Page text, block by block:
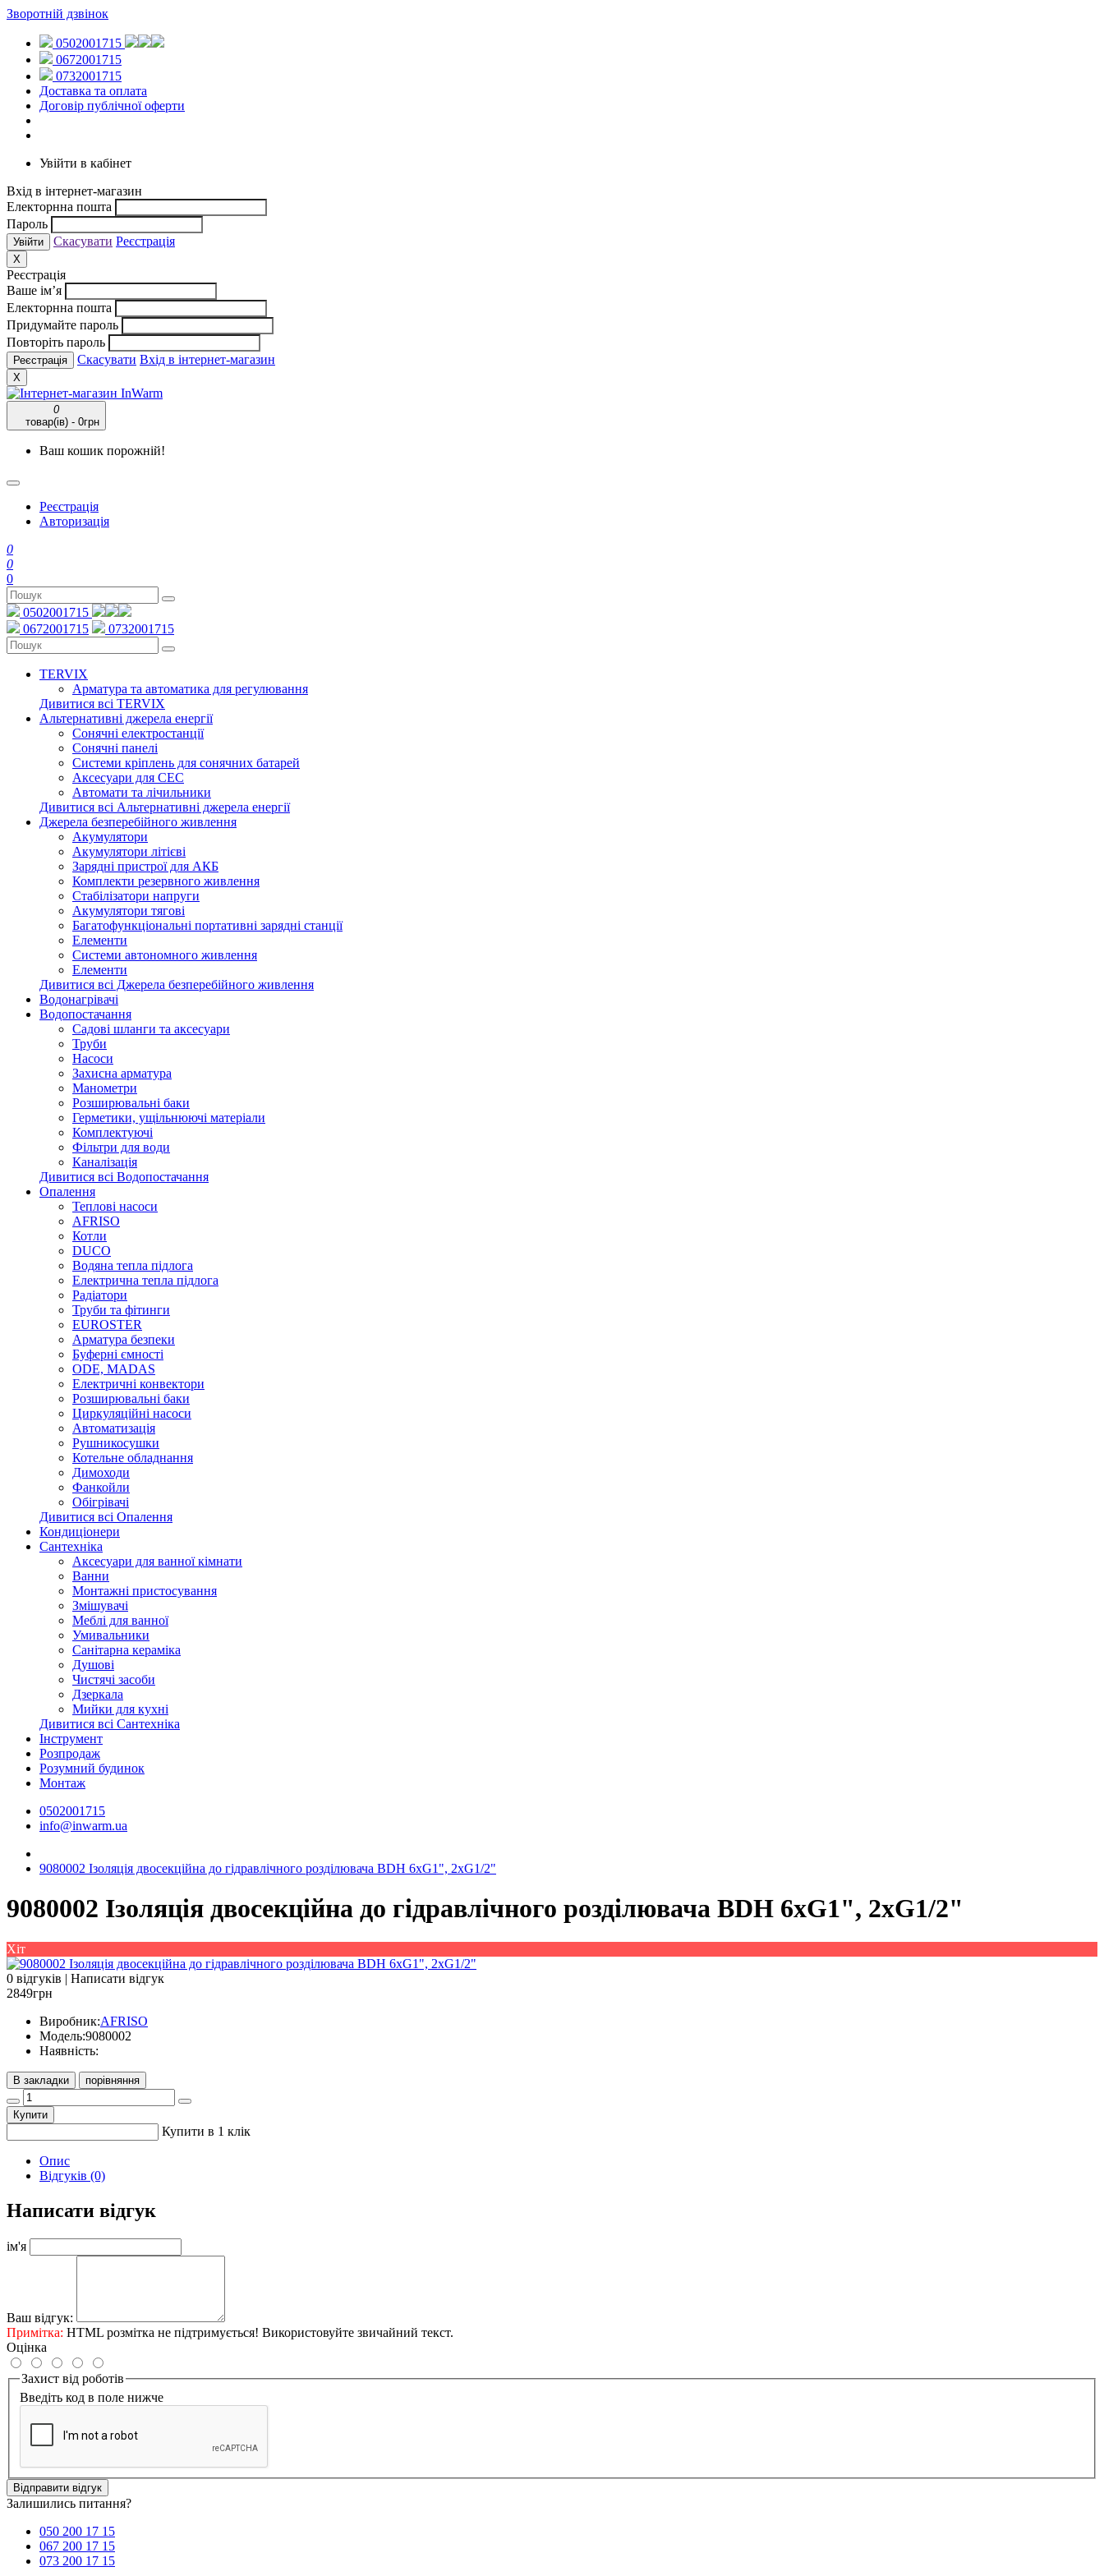
Зворотній дзвінок
0502001715
0672001715
0732001715
Доставка та оплата
Договір публічної оферти
Увійти в кабінет
Вхід в інтернет-магазин
Електорнна пошта
Пароль
Скасувати Реєстрація
X
Реєстрація
Ваше ім’я
Електорнна пошта
Придумайте пароль
Повторіть пароль
Скасувати Вхід в інтернет-магазин
X
0
товар(ів) - 0грн
Ваш кошик порожній!
Реєстрація
Авторизація
0
0
0
0502001715
0672001715
0732001715
TERVIX
Арматура та автоматика для регулювання
Дивитися всі TERVIX
Альтернативні джерела енергії
Сонячні електростанції
Сонячні панелі
Системи кріплень для сонячних батарей
Аксесуари для СЕС
Автомати та лічильники
Дивитися всі Альтернативні джерела енергії
Джерела безперебійного живлення
Акумулятори
Акумулятори літієві
Зарядні пристрої для АКБ
Комплекти резервного живлення
Стабілізатори напруги
Акумулятори тягові
Багатофункціональні портативні зарядні станції
Елементи
Системи автономного живлення
Елементи
Дивитися всі Джерела безперебійного живлення
Водонагрівачі
Водопостачання
Садові шланги та аксесуари
Труби
Насоси
Захисна арматура
Манометри
Розширювальні баки
Герметики, ущільнюючі матеріали
Комплектуючі
Фільтри для води
Каналізація
Дивитися всі Водопостачання
Опалення
Теплові насоси
AFRISO
Котли
DUCO
Водяна тепла підлога
Електрична тепла підлога
Радіатори
Труби та фітинги
EUROSTER
Арматура безпеки
Буферні ємності
ODE, MADAS
Електричні конвектори
Розширювальні баки
Циркуляційні насоси
Автоматизація
Рушникосушки
Котельне обладнання
Димоходи
Фанкойли
Обігрівачі
Дивитися всі Опалення
Кондиціонери
Сантехніка
Аксесуари для ванної кімнати
Ванни
Монтажні пристосування
Змішувачі
Меблі для ванної
Умивальники
Санітарна кераміка
Душові
Чистячі засоби
Дзеркала
Мийки для кухні
Дивитися всі Сантехніка
Інструмент
Розпродаж
Розумний будинок
Монтаж
0502001715
info@inwarm.ua
9080002 Ізоляція двосекційна до гідравлічного розділювача BDH 6xG1", 2xG1/2"
9080002 Ізоляція двосекційна до гідравлічного розділювача BDH 6xG1", 2xG1/2"
Хіт
0 відгуків | Написати відгук
2849грн
Виробник:AFRISO
Модель:9080002
Наявність:
В закладки порівняння
Купити
Купити в 1 клік
Опис
Відгуків (0)
Написати відгук
ім'я
Ваш відгук:
Примітка: HTML розмітка не підтримується! Використовуйте звичайний текст.
Оцінка
Захист від роботів
Введіть код в поле нижче
Відправити відгук
Залишились питання?
050 200 17 15
067 200 17 15
073 200 17 15